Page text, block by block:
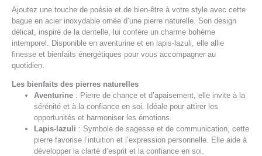
Ajoutez une touche de poésie et de bien-être à votre style avec cette
bague en acier inoxydable ornée d’une pierre naturelle. Son design
délicat, inspiré de la dentelle, lui confère un charme bohème
intemporel. Disponible en aventurine et en lapis-lazuli, elle allie
finesse et bienfaits énergétiques pour vous accompagner au
quotidien.
Les bienfaits des pierres naturelles
Aventurine : Pierre de chance et d’apaisement, elle invite à la
sérénité et à la confiance en soi. Idéale pour attirer les
opportunités et harmoniser les émotions.
Lapis-lazuli : Symbole de sagesse et de communication, cette
pierre favorise l’intuition et l’expression personnelle. Elle aide à
développer la clarté d’esprit et la confiance en soi.